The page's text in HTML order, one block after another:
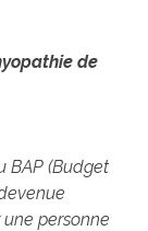
de
BAP (Budget
personne